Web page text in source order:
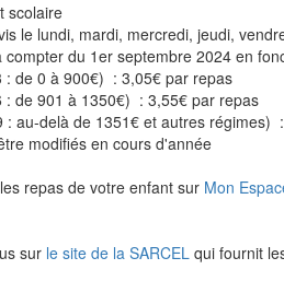
scolaire
le lundi, mardi, mercredi, jeudi,
compter du 1er septembre 2024 en
: de 0 à 900€) : 3,05€ par repas
: de 901 à 1350€) : 3,55€ par repas
: au-delà de 1351€ et autres régimes)
modifiés en cours d'année
repas de votre enfant sur Mon
sur le site de la SARCEL qui fournit